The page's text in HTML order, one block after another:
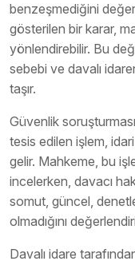
benzeşmediğini
gösterilen bir karar,
yönlendirebilir. Bu
sebebi ve davalı
taşır.
Güvenlik
tesis edilen işlem,
gelir. Mahkeme, bu
incelerken, davacı
somut, güncel,
olmadığını
Davalı idare